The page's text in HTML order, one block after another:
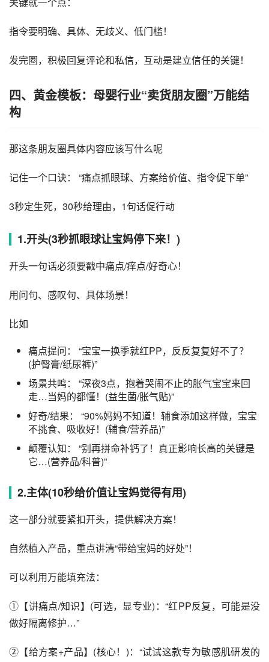
指令要明确、具体、无歧义、低门槛！
发完圈，积极回复评论和私信，互动是建立信任的关键！
四、黄金模板：母婴行业“卖货朋友圈”万能结
构
那这条朋友圈具体内容应该写什么呢
记住一个口诀： “痛点抓眼球、方案给价值、指令促下单”
3秒定生死，30秒给理由，1句话促行动
1.开头(3秒抓眼球让宝妈停下来！)
开头一句话必须要戳中痛点/痒点/好奇心！
用问句、感叹句、具体场景！
比如
痛点提问： “宝宝一换季就红PP，反反复复好不了？
(护臀膏/纸尿裤)”
场景共鸣： “深夜3点，抱着哭闹不止的胀气宝宝来回
走…当妈的都懂！(益生菌/胀气贴)”
好奇/结果： “90%妈妈不知道！辅食添加这样做，宝宝
不挑食、吸收好！(辅食/营养品)”
颠覆认知： “别再拼命补钙了！真正影响长高的关键是
它…(营养品/科普)”
2.主体(10秒给价值让宝妈觉得有用)
这一部分就要紧扣开头，提供解决方案！
自然植入产品，重点讲清“带给宝妈的好处”！
可以利用万能填充法：
①【讲痛点/知识】(可选，显专业)：“红PP反复，可能是没
做好隔离修护…”
②【给方案+产品】(核心！)：“试试这款专为敏感肌研发的